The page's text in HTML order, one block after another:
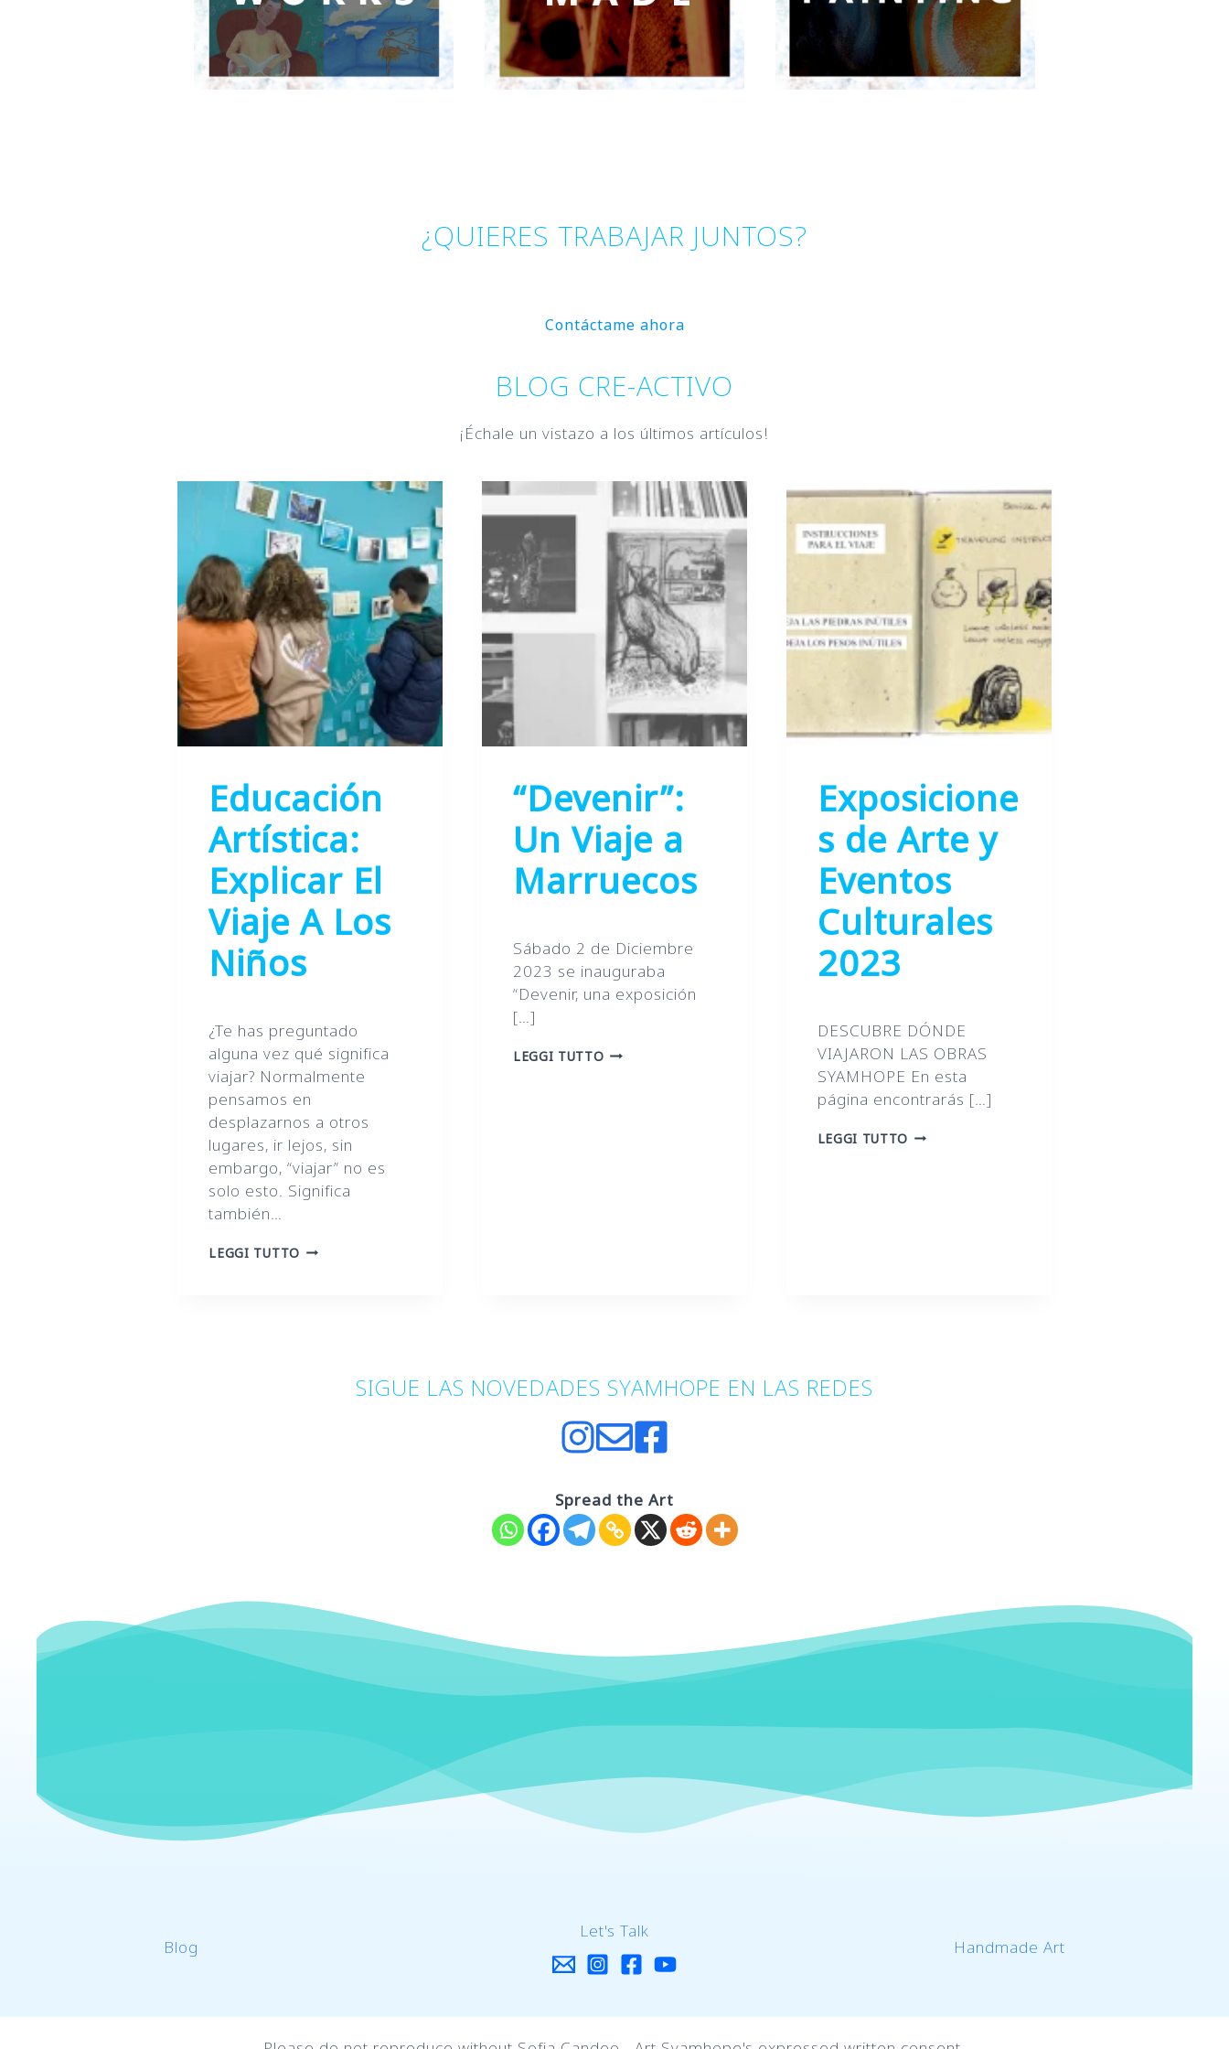
¿QUIERES TRABAJAR JUNTOS?
Contáctame ahora
BLOG CRE-ACTIVO
¡Échale un vistazo a los últimos artículos!
Educación
Artística:
Explicar El
Viaje A Los
Niños
¿Te has preguntado
alguna vez qué significa
viajar? Normalmente
pensamos en
desplazarnos a otros
lugares, ir lejos, sin
embargo, “viajar” no es
solo esto. Significa
también…
LEGGI TUTTOEDUCACIÓN
“Devenir”:
Un Viaje a
Marruecos
Sábado 2 de Diciembre
2023 se inauguraba
“Devenir, una exposición
[…]
LEGGI TUTTO“DEVENIR”:
Exposicione
s de Arte y
Eventos
Culturales
2023
DESCUBRE DÓNDE
VIAJARON LAS OBRAS
SYAMHOPE En esta
página encontrarás […]
LEGGI TUTTO EXPOSICIONES
SIGUE LAS NOVEDADES SYAMHOPE EN LAS REDES
Spread the Art
Blog
Let's Talk
Handmade Art